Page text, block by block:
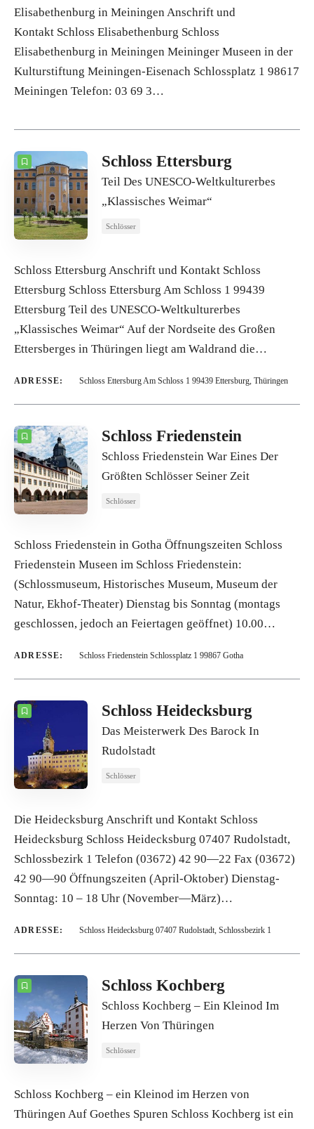
Elisabethenburg in Meiningen Anschrift und
Kontakt Schloss Elisabethenburg Schloss
Elisabethenburg in Meiningen Meininger Museen in der
Kulturstiftung Meiningen-Eisenach Schlossplatz 1 98617
Meiningen Telefon: 03 69 3…
Schloss Ettersburg
Teil Des UNESCO-Weltkulturerbes
„Klassisches Weimar“
Schlösser
Schloss Ettersburg Anschrift und Kontakt Schloss
Ettersburg Schloss Ettersburg Am Schloss 1 99439
Ettersburg Teil des UNESCO-Weltkulturerbes
„Klassisches Weimar“ Auf der Nordseite des Großen
Ettersberges in Thüringen liegt am Waldrand die…
ADRESSE: Schloss Ettersburg Am Schloss 1 99439 Ettersburg, Thüringen
Schloss Friedenstein
Schloss Friedenstein War Eines Der
Größten Schlösser Seiner Zeit
Schlösser
Schloss Friedenstein in Gotha Öffnungszeiten Schloss
Friedenstein Museen im Schloss Friedenstein:
(Schlossmuseum, Historisches Museum, Museum der
Natur, Ekhof-Theater) Dienstag bis Sonntag (montags
geschlossen, jedoch an Feiertagen geöffnet) 10.00…
ADRESSE: Schloss Friedenstein Schlossplatz 1 99867 Gotha
Schloss Heidecksburg
Das Meisterwerk Des Barock In
Rudolstadt
Schlösser
Die Heidecksburg Anschrift und Kontakt Schloss
Heidecksburg Schloss Heidecksburg 07407 Rudolstadt,
Schlossbezirk 1 Telefon (03672) 42 90—22 Fax (03672)
42 90—90 Öffnungszeiten (April-Oktober) Dienstag-
Sonntag: 10 – 18 Uhr (November—März)…
ADRESSE: Schloss Heidecksburg 07407 Rudolstadt, Schlossbezirk 1
Schloss Kochberg
Schloss Kochberg – Ein Kleinod Im
Herzen Von Thüringen
Schlösser
Schloss Kochberg – ein Kleinod im Herzen von
Thüringen Auf Goethes Spuren Schloss Kochberg ist ein